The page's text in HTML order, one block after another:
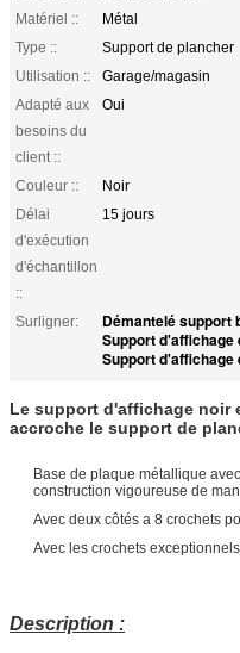
Matériel ::
Métal
Type ::
Support de plancher
Utilisation ::
Garage/magasin
Adapté aux
besoins du
client ::
Oui
Couleur ::
Noir
Délai
d'exécution
d'échantillon
::
15 jours
Surligner: Démantelé support
Support d'affichage
Support d'affichage
Le support d'affichage noir
accroche le support de
Base de plaque métallique
construction vigoureuse de
Avec deux côtés a 8 crochets
Avec les crochets
Description :